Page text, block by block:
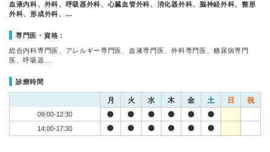
血液内科、外科、呼吸器外科、心臓血管外科、消化器外科、脳神経外科、整形
外科、形成外科、…
専門医・資格：
総合内科専門医、アレルギー専門医、血液専門医、外科専門医、糖尿病専門
医、呼吸器…
診療時間
月 火 水 木 金 土 日 祝
09:00-12:30
14:00-17:30